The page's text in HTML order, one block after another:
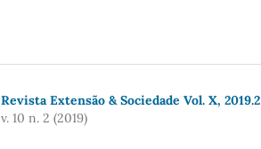
Revista Extensão & Sociedade Vol. X, 2019.2
v. 10 n. 2 (2019)